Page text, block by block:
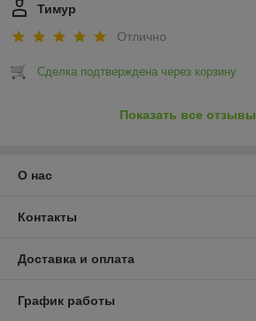
Тимур
Отлично
Сделка подтверждена через корзину
Показать все отзывы
О нас
Контакты
Доставка и оплата
График работы